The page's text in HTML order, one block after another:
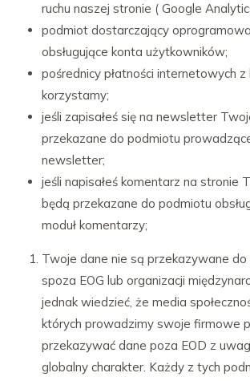
ruchu naszej stronie ( Google
podmiot dostarczający
obsługujące konta użytkowników;
pośrednicy płatności internetowych z
korzystamy;
jeśli zapisałeś się na newsletter
przekazane do podmiotu
newsletter;
jeśli napisałeś komentarz na stronie
będą przekazane do podmiotu
moduł komentarzy;
Twoje dane nie są przekazywane
spoza EOG lub organizacji
jednak wiedzieć, że media
których prowadzimy swoje firmowe
przekazywać dane poza EOD z
globalny charakter. Każdy z tych